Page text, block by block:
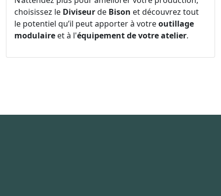
choisissez le Diviseurde Bison et découvrez tout
le potentiel qu’il peut apporter à votreoutillage
modulaire et à l'équipement de votre atelier.